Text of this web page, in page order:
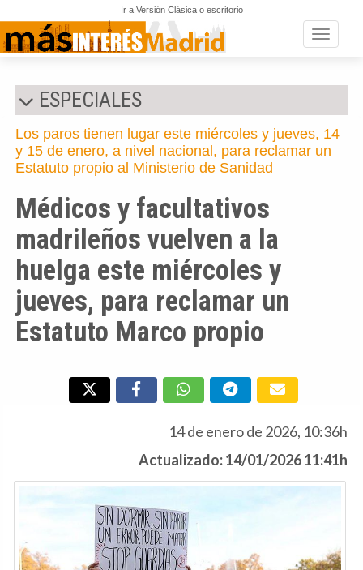
Ir a Versión Clásica o escritorio
Toggle
ESPECIALES
Los paros tienen lugar este miércoles y jueves, 14
y 15 de enero, a nivel nacional, para reclamar un
Estatuto propio al Ministerio de Sanidad
Médicos y facultativos
madrileños vuelven a la
huelga este miércoles y
jueves, para reclamar un
Estatuto Marco propio
14 de enero de 2026, 10:36h
Actualizado: 14/01/2026 11:41h